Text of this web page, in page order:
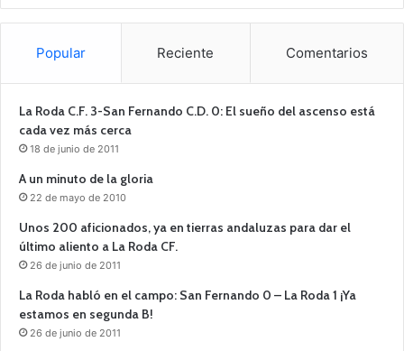
Popular Reciente Comentarios
La Roda C.F. 3-San Fernando C.D. 0: El sueño del ascenso está
cada vez más cerca
18 de junio de 2011
A un minuto de la gloria
22 de mayo de 2010
Unos 200 aficionados, ya en tierras andaluzas para dar el
último aliento a La Roda CF.
26 de junio de 2011
La Roda habló en el campo: San Fernando 0 – La Roda 1 ¡Ya
estamos en segunda B!
26 de junio de 2011